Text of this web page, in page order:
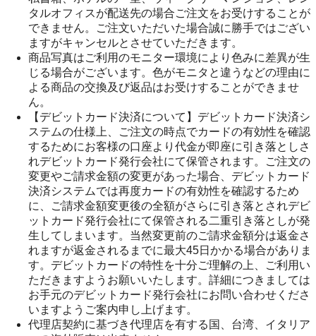
タルオフィスが配送先の場合ご注文をお受けすることが
できません。ご注文いただいた場合誠に勝手ではござい
ますがキャンセルとさせていただきます。
商品写真はご利用のモニター環境により色みに差異が生
じる場合がございます。色がモニタと違うなどの理由に
よる商品の交換及び返品はお受けすることができませ
ん。
【デビットカード決済について】デビットカード決済シ
ステムの仕様上、ご注文の時点でカードの有効性を確認
するためにお客様の口座より代金が即座に引き落としさ
れデビットカード発行会社にて保管されます。ご注文の
変更やご請求金額の変更があった場合、デビットカード
決済システムでは再度カードの有効性を確認するため
に、ご請求金額変更後の全額がさらに引き落とされデビ
ットカード発行会社にて保管される二重引き落としが発
生してしまいます。当然変更前のご請求金額分は返金さ
れますが返金されるまでに最大45日かかる場合がありま
す。デビットカードの特性を十分ご理解の上、ご利用い
ただきますようお願いいたします。詳細につきましては
お手元のデビットカード発行会社にお問い合わせくださ
いますようご案内申し上げます。
代理店契約に基づき代理店を有する国、台湾、イタリア